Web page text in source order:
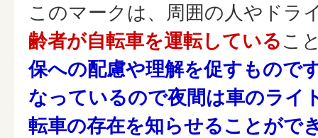
このマークは、周囲の人やドラ
齢者が自転車を運転しているこ
保への配慮や理解を促すもので
なっているので夜間は車のライ
転車の存在を知らせることがで